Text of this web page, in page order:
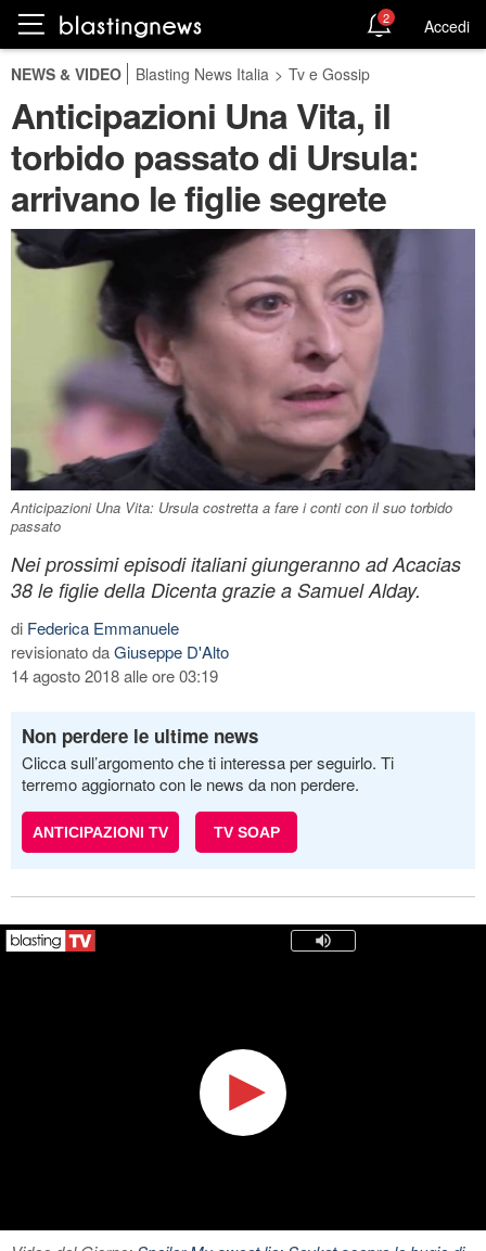
2 Accedi
NEWS & VIDEO Blasting News Italia > Tv e Gossip
Anticipazioni Una Vita, il
torbido passato di Ursula:
arrivano le figlie segrete
Anticipazioni Una Vita: Ursula costretta a fare i conti con il suo torbido
passato
Nei prossimi episodi italiani giungeranno ad Acacias
38 le figlie della Dicenta grazie a Samuel Alday.
di Federica Emmanuele
revisionato daGiuseppe D'Alto
14 agosto 2018 alle ore 03:19
Non perdere le ultime news
Clicca sull’argomento che ti interessa per seguirlo. Ti
terremo aggiornato con le news da non perdere.
ANTICIPAZIONI TV TV SOAP